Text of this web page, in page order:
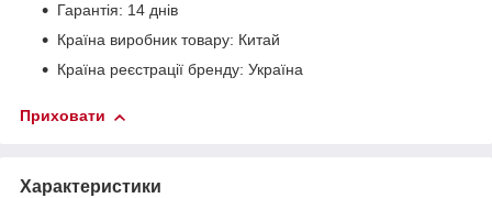
Гарантія: 14 днів
Країна виробник товару: Китай
Країна реєстрації бренду: Україна
Приховати
Характеристики